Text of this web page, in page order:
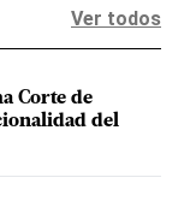
Ver todos
Corte de
del